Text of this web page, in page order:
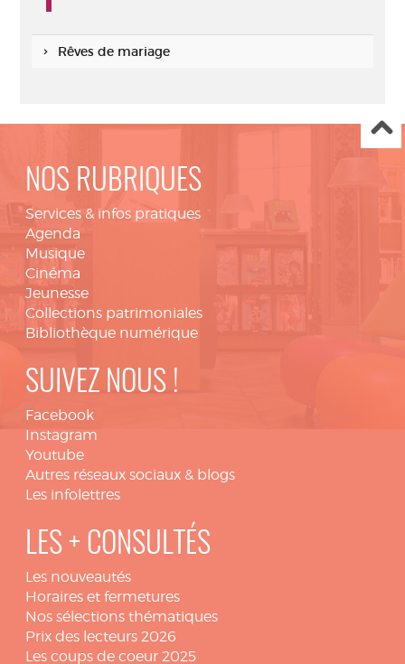
Rêves de mariage
NOS RUBRIQUES
Services & infos pratiques
Agenda
Musique
Cinéma
Jeunesse
Collections patrimoniales
Bibliothèque numérique
SUIVEZ NOUS !
Facebook
Instagram
Youtube
Autres réseaux sociaux & blogs
Les infolettres
LES + CONSULTÉS
Les nouveautés
Horaires et fermetures
Nos sélections thématiques
Prix des lecteurs 2026
Les coups de coeur 2025